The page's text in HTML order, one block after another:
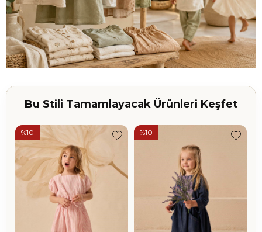
Bu Stili Tamamlayacak Ürünleri Keşfet
%10 %10